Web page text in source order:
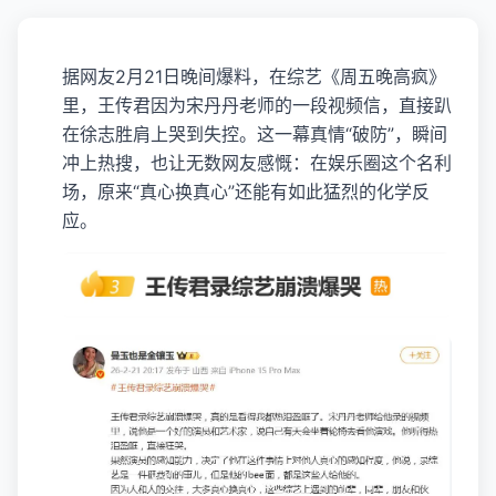
据网友2月21日晚间爆料，在综艺《周五晚高疯》
里，王传君因为宋丹丹老师的一段视频信，直接趴
在徐志胜肩上哭到失控。这一幕真情“破防”，瞬间
冲上热搜，也让无数网友感慨：在娱乐圈这个名利
场，原来“真心换真心”还能有如此猛烈的化学反
应。